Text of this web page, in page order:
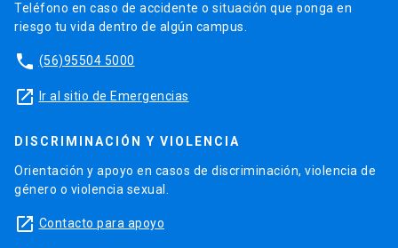
Teléfono en caso de accidente o situación que ponga en
riesgo tu vida dentro de algún campus.
phone (56)95504 5000
launch Ir al sitio de Emergencias
DISCRIMINACIÓN Y VIOLENCIA
Orientación y apoyo en casos de discriminación, violencia de
género o violencia sexual.
launch Contacto para apoyo